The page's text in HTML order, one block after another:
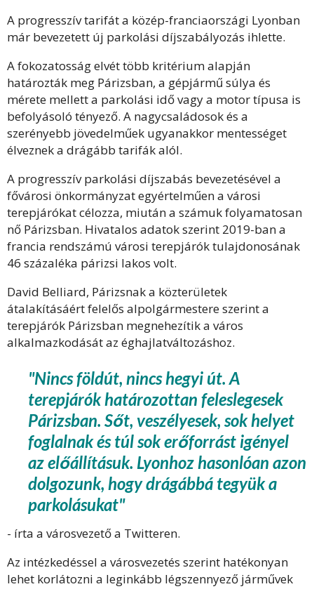
A progresszív tarifát a közép-franciaországi Lyonban
már bevezetett új parkolási díjszabályozás ihlette.
A fokozatosság elvét több kritérium alapján
határozták meg Párizsban, a gépjármű súlya és
mérete mellett a parkolási idő vagy a motor típusa is
befolyásoló tényező. A nagycsaládosok és a
szerényebb jövedelműek ugyanakkor mentességet
élveznek a drágább tarifák alól.
A progresszív parkolási díjszabás bevezetésével a
fővárosi önkormányzat egyértelműen a városi
terepjárókat célozza, miután a számuk folyamatosan
nő Párizsban. Hivatalos adatok szerint 2019-ban a
francia rendszámú városi terepjárók tulajdonosának
46 százaléka párizsi lakos volt.
David Belliard, Párizsnak a közterületek
átalakításáért felelős alpolgármestere szerint a
terepjárók Párizsban megnehezítik a város
alkalmazkodását az éghajlatváltozáshoz.
"Nincs földút, nincs hegyi út. A
terepjárók határozottan feleslegesek
Párizsban. Sőt, veszélyesek, sok helyet
foglalnak és túl sok erőforrást igényel
az előállításuk. Lyonhoz hasonlóan azon
dolgozunk, hogy drágábbá tegyük a
parkolásukat"
- írta a városvezető a Twitteren.
Az intézkedéssel a városvezetés szerint hatékonyan
lehet korlátozni a leginkább légszennyező járművek